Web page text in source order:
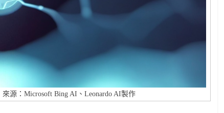
源：Microsoft Bing AI、Leonardo AI製作